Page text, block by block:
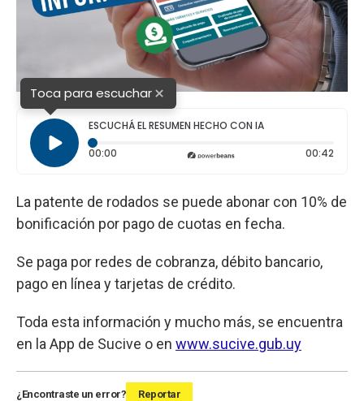
Toca para escuchar×
ESCUCHÁ EL RESUMEN HECHO CON IA
00:00 Tiempo transcurrido: 0 segundos 00:42
La patente de rodados se puede abonar con 10% de
bonificación por pago de cuotas en fecha.
Se paga por redes de cobranza, débito bancario,
pago en línea y tarjetas de crédito.
Toda esta información y mucho más, se encuentra
en la App de Sucive o en www.sucive.gub.uy
¿Encontraste un error? Reportar